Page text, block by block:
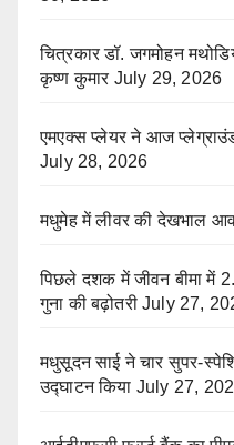
चित्रकार डॉ. जगमोहन
कृष्ण कुमार July 29, 2026
एमएक्स प्लेयर ने आज
July 28, 2026
मधुमेह में लीवर की देखभाल
पिछले दशक में जीवन बीमा में
गुना की बढ़ोतरी July 27,
मधुसूदन साई ने चार सुपर-
उद्घाटन किया July 27,